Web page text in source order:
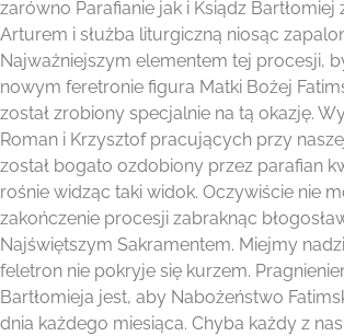
zarówno Parafianie jak i Ksiądz Bartłomiej
Arturem i służba liturgiczną niosąc
Najważniejszym elementem tej procesji,
nowym feretronie figura Matki Bożej
został zrobiony specjalnie na tą okazję.
Roman i Krzysztof pracujących przy
został bogato ozdobiony przez parafian
rośnie widząc taki widok. Oczywiście nie
zakończenie procesji zabraknąc
Najświętszym Sakramentem. Miejmy
feletron nie pokryje się kurzem.
Bartłomieja jest, aby Nabożeństwo
dnia każdego miesiąca. Chyba każdy z